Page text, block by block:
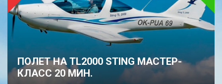
ПОЛЕТ НА TL2000 STING МАСТЕР-
КЛАСС 20 МИН.